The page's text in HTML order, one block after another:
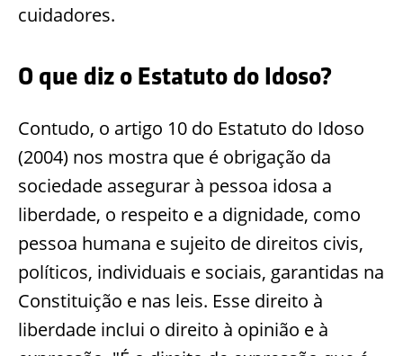
cuidadores.
O que diz o Estatuto do Idoso?
Contudo, o artigo 10 do Estatuto do Idoso
(2004) nos mostra que é obrigação da
sociedade assegurar à pessoa idosa a
liberdade, o respeito e a dignidade, como
pessoa humana e sujeito de direitos civis,
políticos, individuais e sociais, garantidas na
Constituição e nas leis. Esse direito à
liberdade inclui o direito à opinião e à